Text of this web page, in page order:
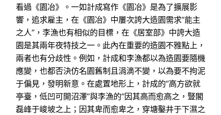
看過《園冶》。一如計成寫作《園冶》是為了擴展影
響，追求雇主，在《園冶》中屢次誇大造園需求“能主
之人”，李漁也有相似的目標，在《居室部》中誇大造
園是其兩年夜特技之一。此內在重要的造園不雅點上，
兩者也有分歧性。例如，計成和李漁都以為造園要隨機
應變，也都否決仿名園舊制且涓滴不變，以為要不拘泥
于偏見，發明新意。在處置地形上，計成的“高方欲就
亭臺，低凹可開沼澤”與李漁的“因其高而愈高之，豎閣
磊峰于峻坡之上；因其卑而愈卑之，穿塘鑿井于下濕之